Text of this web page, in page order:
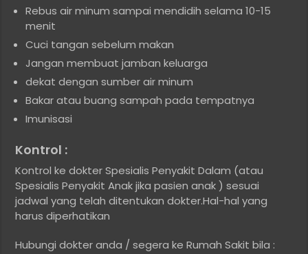
Rebus air minum sampai mendidih selama 10-15
menit
Cuci tangan sebelum makan
Jangan membuat jamban keluarga
dekat dengan sumber air minum
Bakar atau buang sampah pada tempatnya
Imunisasi
Kontrol :
Kontrol ke dokter Spesialis Penyakit Dalam (atau
Spesialis Penyakit Anak jika pasien anak ) sesuai
jadwal yang telah ditentukan dokter.Hal-hal yang
harus diperhatikan
Hubungi dokter anda / segera ke Rumah Sakit bila :